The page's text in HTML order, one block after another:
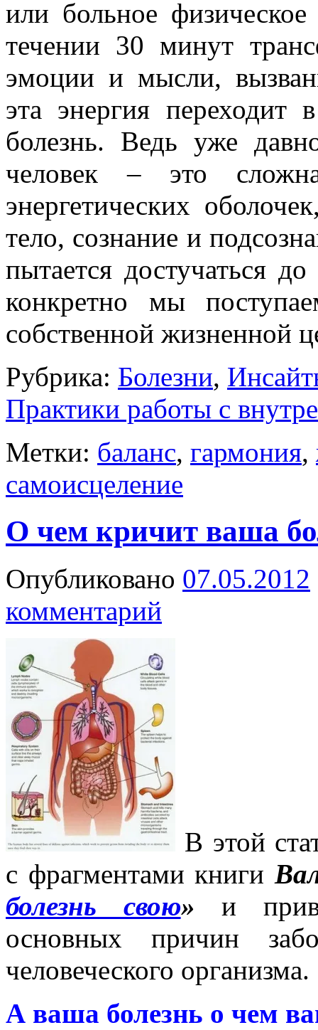
или больное
течении 30 минут
эмоции и мысли,
эта энергия переходит
болезнь. Ведь уже
человек – это
энергетических
тело, сознание и
пытается достучаться
конкретно мы
собственной жизненной
Рубрика: Болезни,
Практики работы с
Метки: баланс, гармония,
самоисцеление
О чем кричит ваша
Опубликовано 07.05.2012
комментарий
В этой
с фрагментами книги
болезнь свою» и
основных причин
человеческого организма.
А ваша болезнь о чем